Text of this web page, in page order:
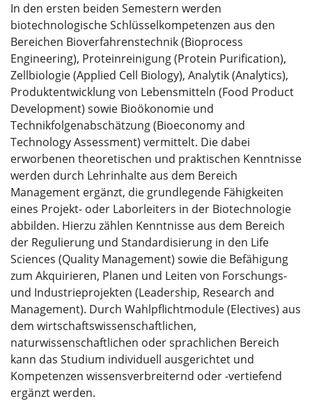
In den ersten beiden Semestern werden
biotechnologische Schlüsselkompetenzen aus den
Bereichen Bioverfahrenstechnik (Bioprocess
Engineering), Proteinreinigung (Protein Purification),
Zellbiologie (Applied Cell Biology), Analytik (Analytics),
Produktentwicklung von Lebensmitteln (Food Product
Development) sowie Bioökonomie und
Technikfolgenabschätzung (Bioeconomy and
Technology Assessment) vermittelt. Die dabei
erworbenen theoretischen und praktischen Kenntnisse
werden durch Lehrinhalte aus dem Bereich
Management ergänzt, die grundlegende Fähigkeiten
eines Projekt- oder Laborleiters in der Biotechnologie
abbilden. Hierzu zählen Kenntnisse aus dem Bereich
der Regulierung und Standardisierung in den Life
Sciences (Quality Management) sowie die Befähigung
zum Akquirieren, Planen und Leiten von Forschungs-
und Industrieprojekten (Leadership, Research and
Management). Durch Wahlpflichtmodule (Electives) aus
dem wirtschaftswissenschaftlichen,
naturwissenschaftlichen oder sprachlichen Bereich
kann das Studium individuell ausgerichtet und
Kompetenzen wissensverbreiternd oder -vertiefend
ergänzt werden.